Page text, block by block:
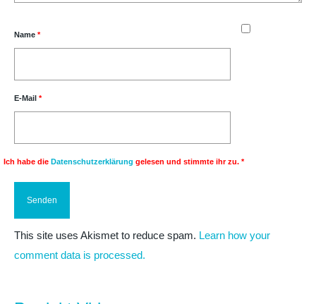
Name *
E-Mail *
Ich habe die Datenschutzerklärung gelesen und stimmte ihr zu. *
This site uses Akismet to reduce spam. Learn how your
comment data is processed.